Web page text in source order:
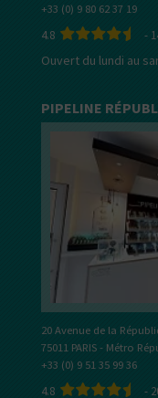
+33 (0) 9 80 62 37 19
4.8 -
Ouvert du lundi au
PIPELINE
20 Avenue de la
75011 PARIS - Métro
+33 (0) 9 51 35 99 36
4.8 -